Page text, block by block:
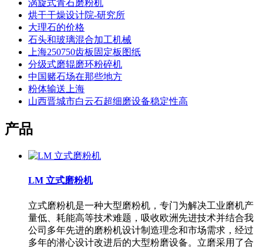
涡旋式青石磨粉机
烘干干燥设计院-研究所
大理石的价格
石头和玻璃混合加工机械
上海250750齿板固定板图纸
分级式磨辊磨环粉碎机
中国赌石场在那些地方
粉体输送上海
山西晋城市白云石超细磨设备稳定性高
产品
LM 立式磨粉机
立式磨粉机是一种大型磨粉机，专门为解决工业磨机产
量低、耗能高等技术难题，吸收欧洲先进技术并结合我
公司多年先进的磨粉机设计制造理念和市场需求，经过
多年的潜心设计改进后的大型粉磨设备。立磨采用了合